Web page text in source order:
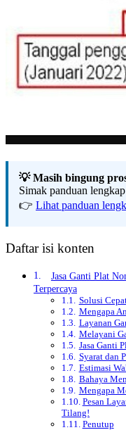
💡 Masih bingung
Simak panduan
👉 Lihat panduan
Daftar isi konten
Jasa Ganti Plat
Terpercaya
Solusi
Mengapa
Layanan
Melayani
Jasa Ganti
Syarat dan
Estimasi
Bahaya
Mengapa
Pesan
Tilang!
Penutup